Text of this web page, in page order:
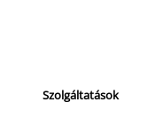
Szolgáltatások